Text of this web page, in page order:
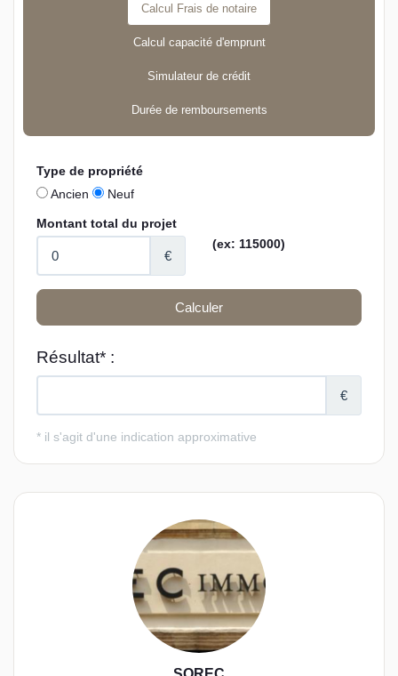
Calcul Frais de notaire
Calcul capacité d'emprunt
Simulateur de crédit
Durée de remboursements